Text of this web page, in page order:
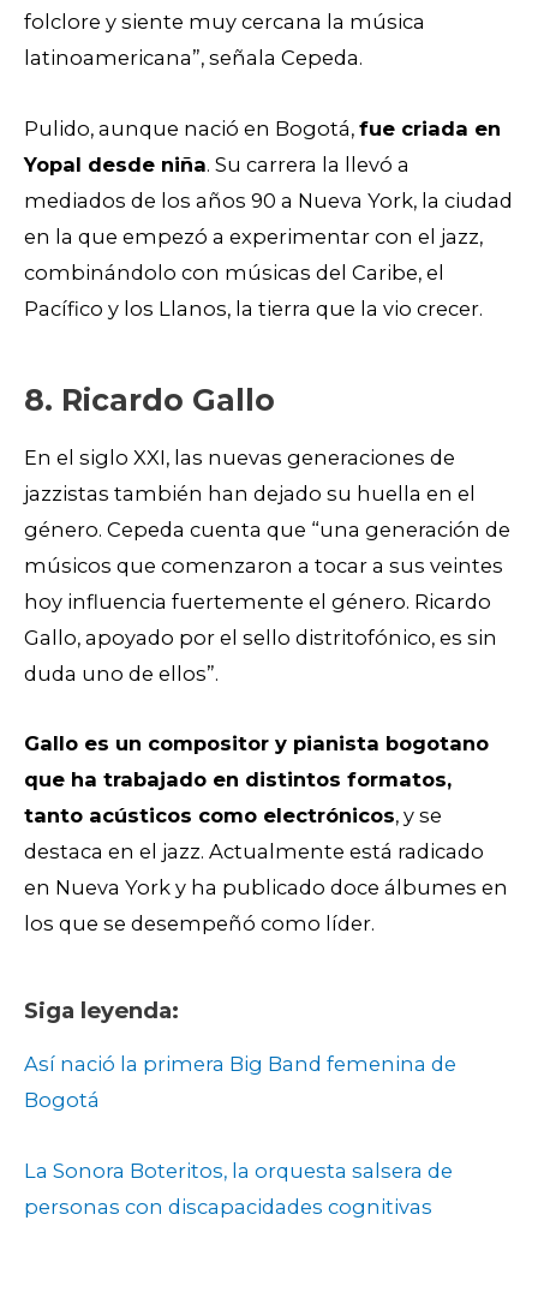
folclore y siente muy cercana la música
latinoamericana”, señala Cepeda.
Pulido, aunque nació en Bogotá, fue criada en
Yopal desde niña. Su carrera la llevó a
mediados de los años 90 a Nueva York, la ciudad
en la que empezó a experimentar con el jazz,
combinándolo con músicas del Caribe, el
Pacífico y los Llanos, la tierra que la vio crecer.
8. Ricardo Gallo
En el siglo XXI, las nuevas generaciones de
jazzistas también han dejado su huella en el
género. Cepeda cuenta que “una generación de
músicos que comenzaron a tocar a sus veintes
hoy influencia fuertemente el género. Ricardo
Gallo, apoyado por el sello distritofónico, es sin
duda uno de ellos”.
Gallo es un compositor y pianista bogotano
que ha trabajado en distintos formatos,
tanto acústicos como electrónicos, y se
destaca en el jazz. Actualmente está radicado
en Nueva York y ha publicado doce álbumes en
los que se desempeñó como líder.
Siga leyenda:
Así nació la primera Big Band femenina de
Bogotá
La Sonora Boteritos, la orquesta salsera de
personas con discapacidades cognitivas